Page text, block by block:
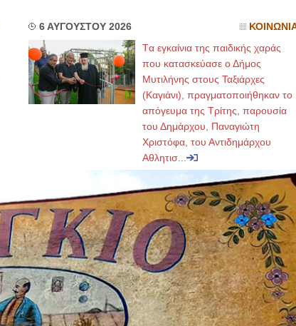
6 ΑΥΓΟΥΣΤΟΥ 2026
Tα εγκαίνια της παιδικής χαράς
που κατασκεύασε ο Δήμος
Μυτιλήνης στους Ταξιάρχες
(Καγιάνι), πραγματοποιήθηκαν το
απόγευμα της Τρίτης, παρουσία
του Δημάρχου, Παναγιώτη
Χριστόφα, του Αντιδημάρχου
Αθλητισ...